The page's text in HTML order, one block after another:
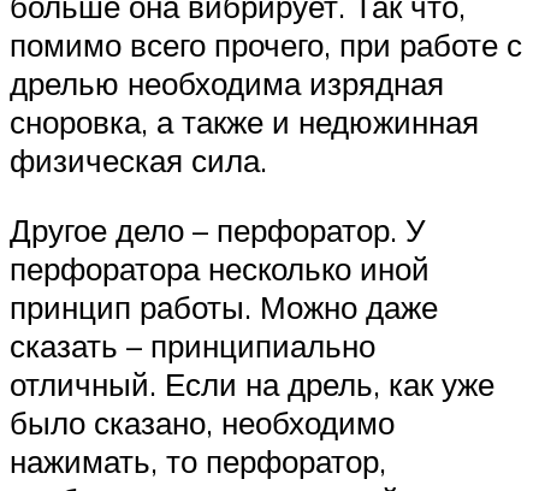
помимо всего прочего, при работе с
дрелью необходима изрядная
сноровка, а также и недюжинная
физическая сила.
Другое дело – перфоратор. У
перфоратора несколько иной
принцип работы. Можно даже
сказать – принципиально
отличный. Если на дрель, как уже
было сказано, необходимо
нажимать, то перфоратор,